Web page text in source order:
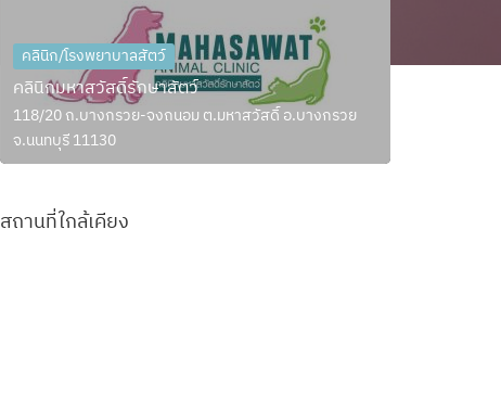
คลินิก/โรงพยาบาลสัตว์
คลินิกมหาสวัสดิ์รักษาสัตว์
118/20 ถ.บางกรวย-จงถนอม ต.มหาสวัสดิ์ อ.บางกรวย
จ.นนทบุรี 11130
สถานที่ใกล้เคียง